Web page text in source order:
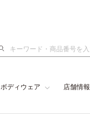
検
ボディウェア 店舗情報